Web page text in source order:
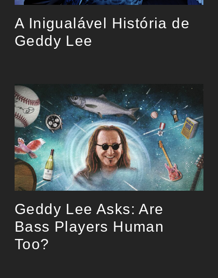
A Inigualável História de
Geddy Lee
Geddy Lee Asks: Are
Bass Players Human
Too?